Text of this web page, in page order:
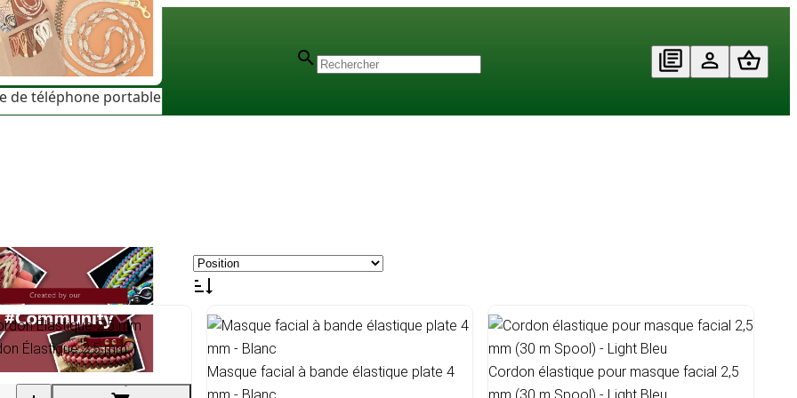
de téléphone portable
Élastique 2.5 mm
Masque facial à bande élastique plate 4
Cordon élastique pour masque facial 2,5